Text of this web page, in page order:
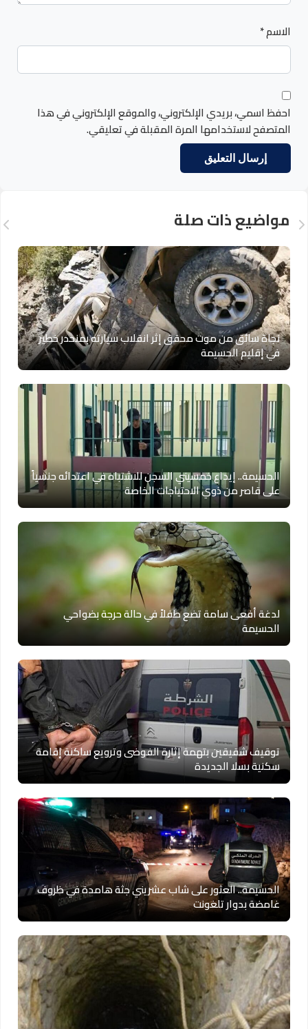
الاسم*
احفظ اسمي، بريدي الإلكتروني، والموقع الإلكتروني في هذا
المتصفح لاستخدامها المرة المقبلة في تعليقي.
مواضيع ذات صلة
نجاة سائق من موت محقق إثر انقلاب سيارته بمنحدر خطير
في إقليم الحسيمة
الحسيمة.. إيداع خمسيني السجن للاشتباه في اعتدائه جنسياً
على قاصر من ذوي الاحتياجات الخاصة
لدغة أفعى سامة تضع طفلاً في حالة حرجة بضواحي
الحسيمة
توقيف شقيقين بتهمة إثارة الفوضى وترويع ساكنة إقامة
سكنية بسلا الجديدة
الحسيمة.. العثور على شاب عشريني جثة هامدة في ظروف
غامضة بدوار تلغونت